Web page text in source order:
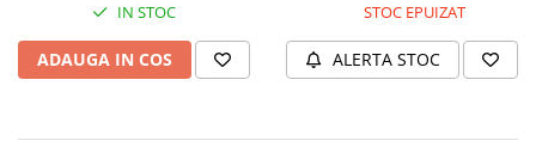
Cafea paduri ESE 44
Mop cu abur
IN STOC
ADAUGA IN COS
STOC EPUIZAT
ALERTA STOC